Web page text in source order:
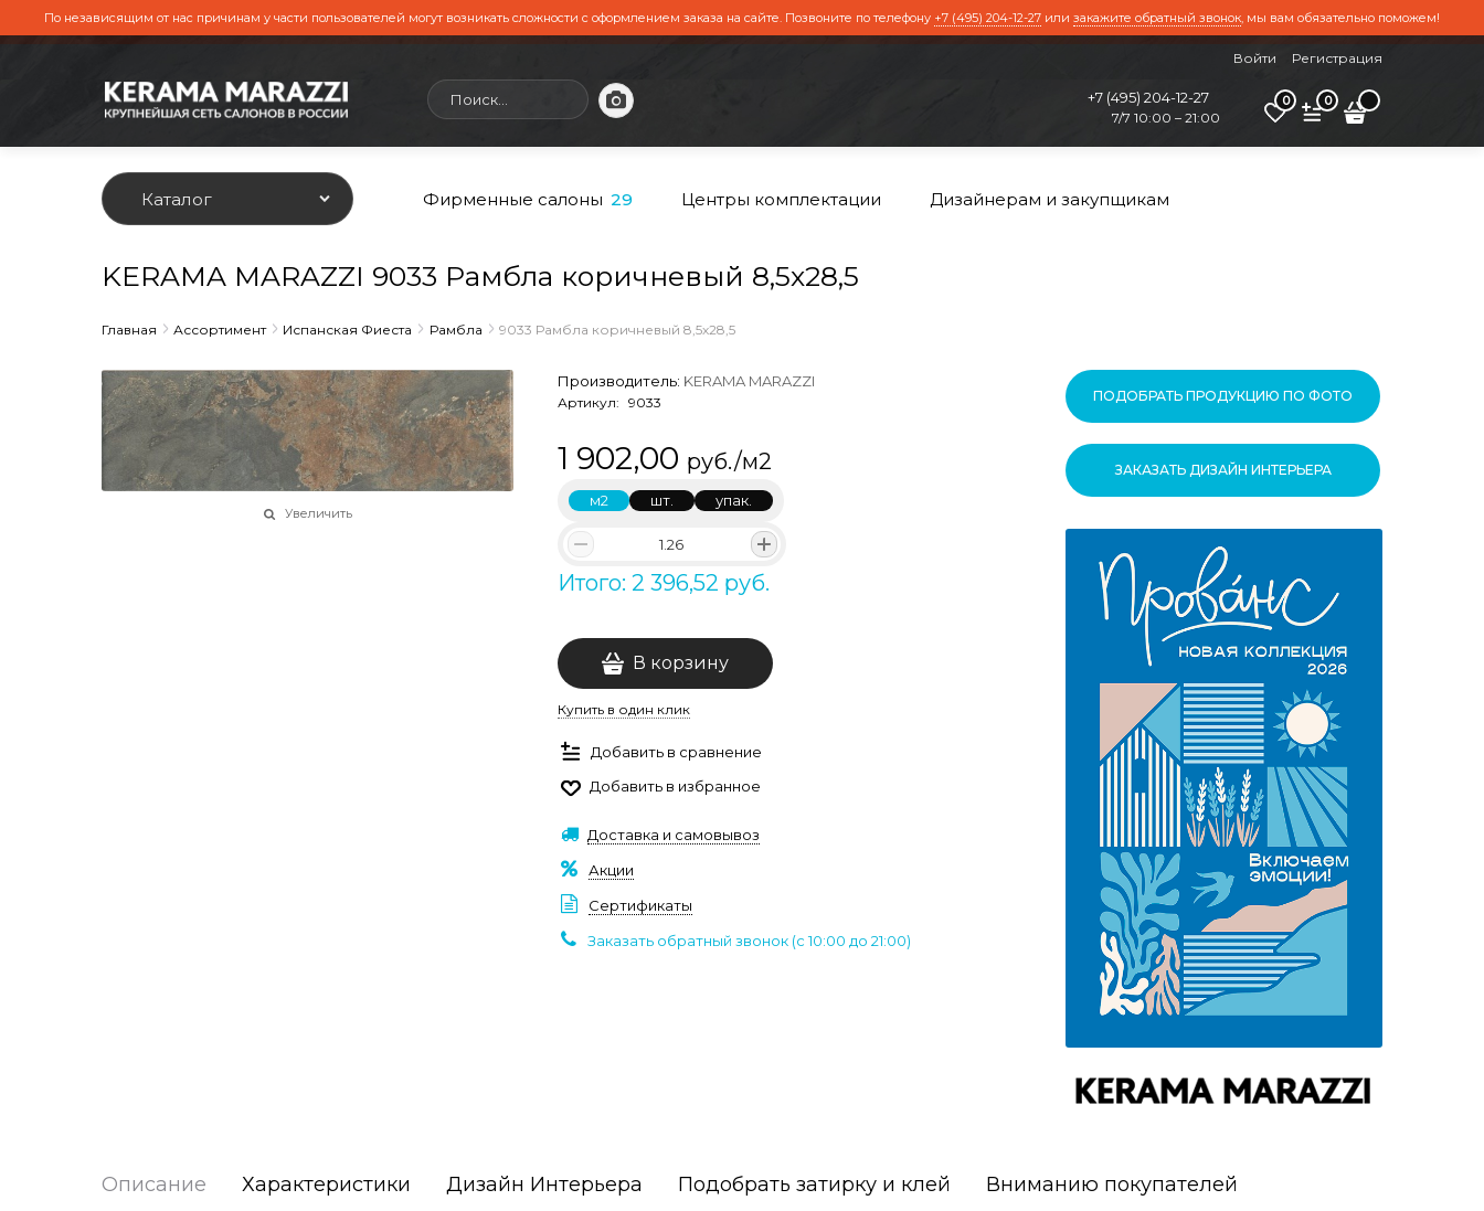
По независящим от нас причинам у части пользователей могут возникать сложности с оформлением заказа на сайте. Позвоните по телефону +7 (495) 204-12-27 или закажите обратный звонок, мы вам обязательно поможем!
Войти Регистрация
+7 (495) 204-12-27
7/7 10:00 – 21:00
0 0
Каталог Фирменные салоны 29 Центры комплектации Дизайнерам и закупщикам
KERAMA MARAZZI 9033 Рамбла коричневый 8,5х28,5
Главная Ассортимент Испанская Фиеста Рамбла 9033 Рамбла коричневый 8,5х28,5
Увеличить
Производитель: KERAMA MARAZZI
Артикул: 9033
1 902,00 руб./м2
м2 шт. упак.
Итого: 2 396,52 руб.
В корзину
Купить в один клик
Добавить в сравнение
Добавить в избранное
Доставка и самовывоз
Акции
Сертификаты
Заказать обратный звонок (c 10:00 до 21:00)
ПОДОБРАТЬ ПРОДУКЦИЮ ПО ФОТО
ЗАКАЗАТЬ ДИЗАЙН ИНТЕРЬЕРА
Описание Характеристики Дизайн Интерьера Подобрать затирку и клей Вниманию покупателей